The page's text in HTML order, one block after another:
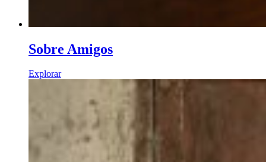
Sobre Amigos
Explorar